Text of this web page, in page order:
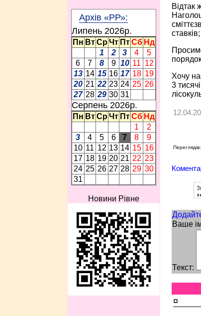
Архів «РР»:
Липень 2026p.
Пн Вт Ср Чт Пт Сб Нд
1
2 3 4
5
6
7 8 9 10 11 12
13 14 15 16 17 18 19
20 21 22 23 24 25 26
27 28 29 30 31
Серпень 2026p.
Пн Вт Ср Чт Пт Сб Нд
1
2
3
4 5 6 7 8
9
10 11 12 13 14 15 16
17 18 19 20 21 22 23
24 25 26 27 28 29 30
31
Новини Рівне
Відтак
Хочу
3
Ваше
Текст:
¤